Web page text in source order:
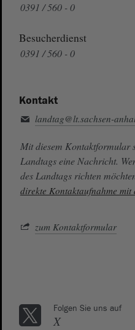
0391 / 560 - 0
Besucherdienst
0391 / 560 - 0
Kontakt
landtag@lt.sachsen-
Mit diesem Kontaktformular
Landtags eine Nachricht.
des Landtags richten
direkte Kontaktaufnahme mit
zum Kontaktformular
Folgen Sie uns auf
X